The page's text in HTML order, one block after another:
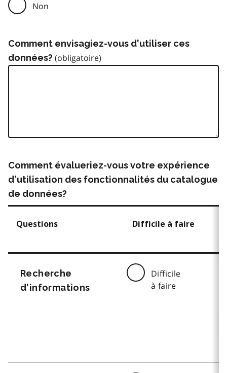
Non
Comment envisagiez-vous d'utiliser ces
données?
Comment évalueriez-vous votre expérience
d'utilisation des fonctionnalités du catalogue
de données?
Questions Difficile à faire
Recherche
d'informations
Difficile
à faire